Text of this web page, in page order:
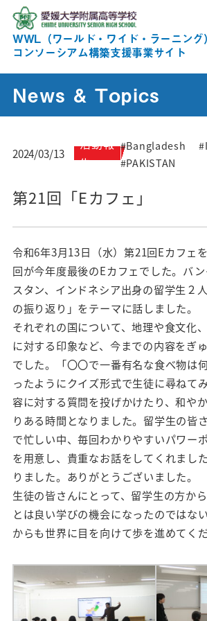
WWL（ワールド・ワイド・ラーニング）
コンソーシアム構築支援事業サイト
News & Topics
2024/03/13
活動報
告
#Bangladesh
#PAKISTAN
第21回「Eカフェ」
令和6年3月13日（水）第21回Eカフェ
回が今年度最後のEカフェでした。バ
スタン、インドネシア出身の留学生２
の振り返り」をテーマに話しました。
それぞれの国について、地理や食文化
に対する印象など、今までの内容をぎ
でした。「〇〇で一番有名な食べ物は
ったようにクイズ形式で生徒に尋ねて
容に対する質問を投げかけたり、和や
りある時間となりました。留学生の皆
で忙しい中、毎回わかりやすいパワー
を用意し、貴重なお話をしてくれまし
りました。ありがとうございました。
生徒の皆さんにとって、留学生の方か
とは良い学びの機会になったのではな
からも世界に目を向けて歩を進めてくだ